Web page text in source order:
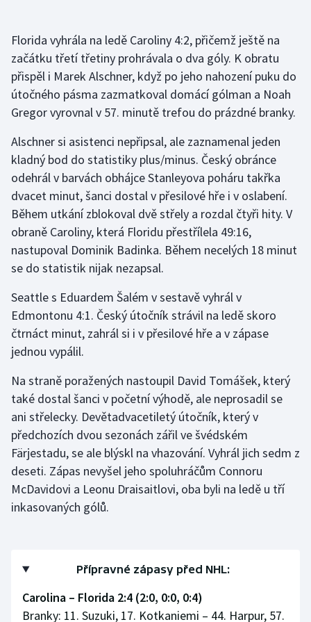
Parasport
Plavání
Plážový volejbal
Ragby
Rychlobruslení
Rychlostní kanoistika
Short track
Stolní tenis
Triatlon
Veslování
Vodní slalom
Volejbal
Ostatní
Florida vyhrála na ledě Caroliny 4:2, přičemž ještě na
začátku třetí třetiny prohrávala o dva góly. K obratu
přispěl i Marek Alschner, když po jeho nahození puku do
útočného pásma zazmatkoval domácí gólman a Noah
Gregor vyrovnal v 57. minutě trefou do prázdné branky.
Alschner si asistenci nepřipsal, ale zaznamenal jeden
kladný bod do statistiky plus/minus. Český obránce
odehrál v barvách obhájce Stanleyova poháru takřka
dvacet minut, šanci dostal v přesilové hře i v oslabení.
Během utkání zblokoval dvě střely a rozdal čtyři hity. V
obraně Caroliny, která Floridu přestřílela 49:16,
nastupoval Dominik Badinka. Během necelých 18 minut
se do statistik nijak nezapsal.
Seattle s Eduardem Šalém v sestavě vyhrál v
Edmontonu 4:1. Český útočník strávil na ledě skoro
čtrnáct minut, zahrál si i v přesilové hře a v zápase
jednou vypálil.
Na straně poražených nastoupil David Tomášek, který
také dostal šanci v početní výhodě, ale neprosadil se
ani střelecky. Devětadvacetiletý útočník, který v
předchozích dvou sezonách zářil ve švédském
Färjestadu, se ale blýskl na vhazování. Vyhrál jich sedm z
deseti. Zápas nevyšel jeho spoluhráčům Connoru
McDavidovi a Leonu Draisaitlovi, oba byli na ledě u tří
inkasovaných gólů.
Přípravné zápasy před NHL:
Carolina – Florida 2:4 (2:0, 0:0, 0:4)
Branky: 11. Suzuki, 17. Kotkaniemi – 44. Harpur, 57.